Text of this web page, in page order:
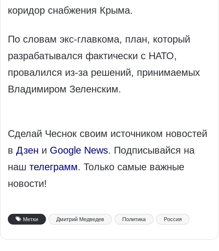
коридор снабжения Крыма.
По словам экс-главкома, план, который
разрабатывался фактически с НАТО,
провалился из-за решений, принимаемых
Владимиром Зеленским.
Сделай Чеснок своим источником новостей
в Дзен и Google News. Подписывайся на
наш телеграмм. Только самые важные
новости!
Метки Дмитрий Медведев Политика Россия